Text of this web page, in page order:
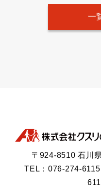
一
〒924-8510 石川
TEL：076-274-